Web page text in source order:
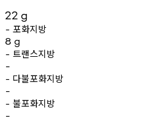
22 g
- 포화지방
8 g
- 트랜스지방
-
- 다불포화지방
-
- 불포화지방
-